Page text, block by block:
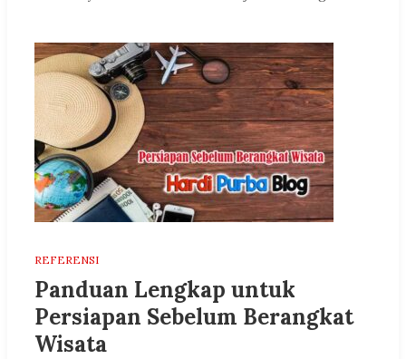
REFERENSI
Panduan Lengkap untuk
Persiapan Sebelum Berangkat
Wisata